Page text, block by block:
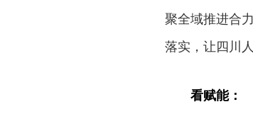
聚全域推进合
落实，让四川
看赋能：